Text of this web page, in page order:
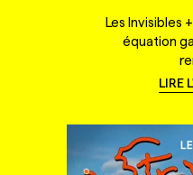
Les Invisibles
équation
LIRE